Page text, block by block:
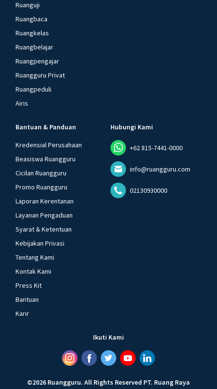
Ruanguji
Ruangbaca
Ruangkelas
Ruangbelajar
Ruangpengajar
Ruangguru Privat
Ruangpeduli
Airis
Bantuan & Panduan
Kredensial Perusahaan
Beasiswa Ruangguru
Cicilan Ruangguru
Promo Ruangguru
Laporan Kerentanan
Layanan Pengaduan
Syarat & Ketentuan
Kebijakan Privasi
Tentang Kami
Kontak Kami
Press Kit
Bantuan
Karir
Hubungi Kami
+62 815-7441-0000
info@ruangguru.com
02130930000
Ikuti Kami
©2026 Ruangguru. All Rights Reserved PT. Ruang Raya